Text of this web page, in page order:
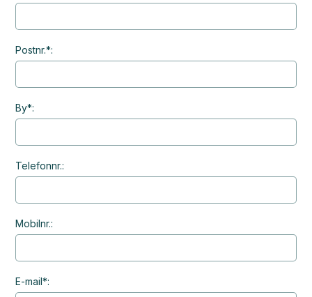
Postnr.*:
By*:
Telefonnr.:
Mobilnr.:
E-mail*: